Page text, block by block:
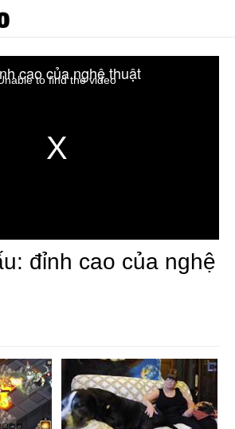
to find the video
cao của nghệ thuật
đỉnh cao của nghệ